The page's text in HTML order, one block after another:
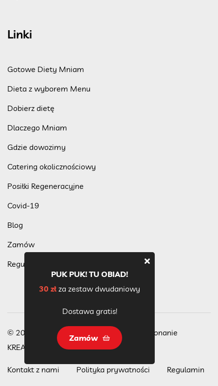
Linki
Gotowe Diety Mniam
Dieta z wyborem Menu
Dobierz dietę
Dlaczego Mniam
Gdzie dowozimy
Catering okolicznościowy
Posiłki Regeneracyjne
Covid-19
Blog
Zamów
Regulamin programu lojalnościowego
© 2023 Wszelkie Prawa Zastrzeżone, wykonanie
KREACJA
Kontakt z nami Polityka prywatności Regulamin
PUK PUK! TU OBIAD!
30 zł za zestaw dwudaniowy
Dostawa gratis!
Zamów